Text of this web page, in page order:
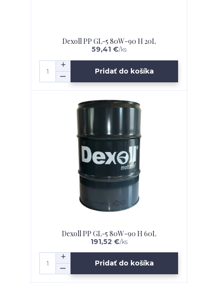
Dexoll PP GL-5 80W-90 H 20L
59,41 €/ks
Pridať do košíka
Dexoll PP GL-5 80W-90 H 60L
191,52 €/ks
Pridať do košíka